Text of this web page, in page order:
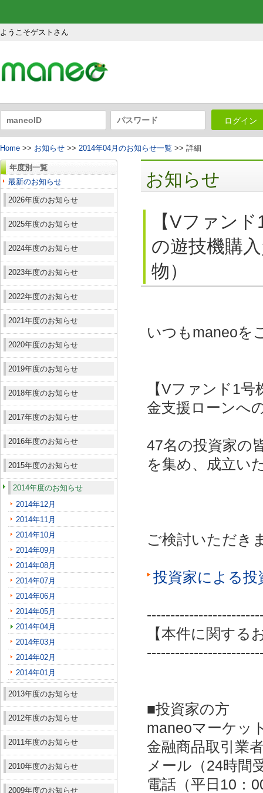
ようこそゲストさん
ログイン
Home >> お知らせ >> 2014年04月のお知らせ一覧 >> 詳細
年度別一覧
最新のお知らせ
2026年度のお知らせ
2025年度のお知らせ
2024年度のお知らせ
2023年度のお知らせ
2022年度のお知らせ
2021年度のお知らせ
2020年度のお知らせ
2019年度のお知らせ
2018年度のお知らせ
2017年度のお知らせ
2016年度のお知らせ
2015年度のお知らせ
2014年度のお知らせ
2014年12月
2014年11月
2014年10月
2014年09月
2014年08月
2014年07月
2014年06月
2014年05月
2014年04月
2014年03月
2014年02月
2014年01月
2013年度のお知らせ
2012年度のお知らせ
2011年度のお知らせ
2010年度のお知らせ
2009年度のお知らせ
お知らせ
【Vファン
の遊技機購
物）
いつもmaneoを
【Vファンド1
金支援ローンへ
47名の投資家の
を集め、成立い
ご検討いただき
投資家による
【本件に関する
■投資家の方
maneoマーケッ
金融商品取引業
メール（24時間
電話（平日10：